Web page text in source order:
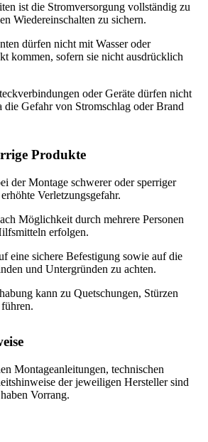
ist die Stromversorgung vollständig zu
Wiedereinschalten zu sichern.
dürfen nicht mit Wasser oder
kommen, sofern sie nicht ausdrücklich
oder Geräte dürfen nicht
die Gefahr von Stromschlag oder Brand
Produkte
der Montage schwerer oder sperriger
Verletzungsgefahr.
Möglichkeit durch mehrere Personen
erfolgen.
eine sichere Befestigung sowie auf die
und Untergründen zu achten.
kann zu Quetschungen, Stürzen
Montageanleitungen, technischen
der jeweiligen Hersteller sind
Vorrang.